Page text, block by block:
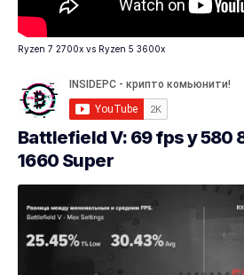
Ryzen 7 2700x vs Ryzen 5 3600x
Battlefield V: 69 fps у 580
1660 Super